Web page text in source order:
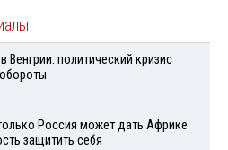
Венгрии: политический кризис
Россия может дать Африке
защитить себя